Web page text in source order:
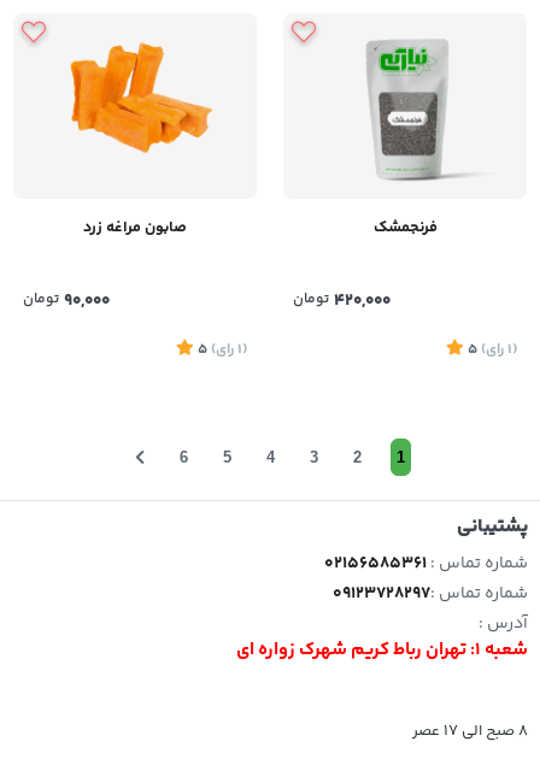
فرنجمشک
420,000 تومان
(1 رای)
5
صابون مراغه زرد
90,000 تومان
(1 رای)
5
1
2
3
4
5
6
پشتیبانی
شماره تماس :02156585361
شماره تماس :09123728297
آدرس :
شعبه 1: تهران رباط کریم شهرک زواره ای
8 صبح الی 17 عصر